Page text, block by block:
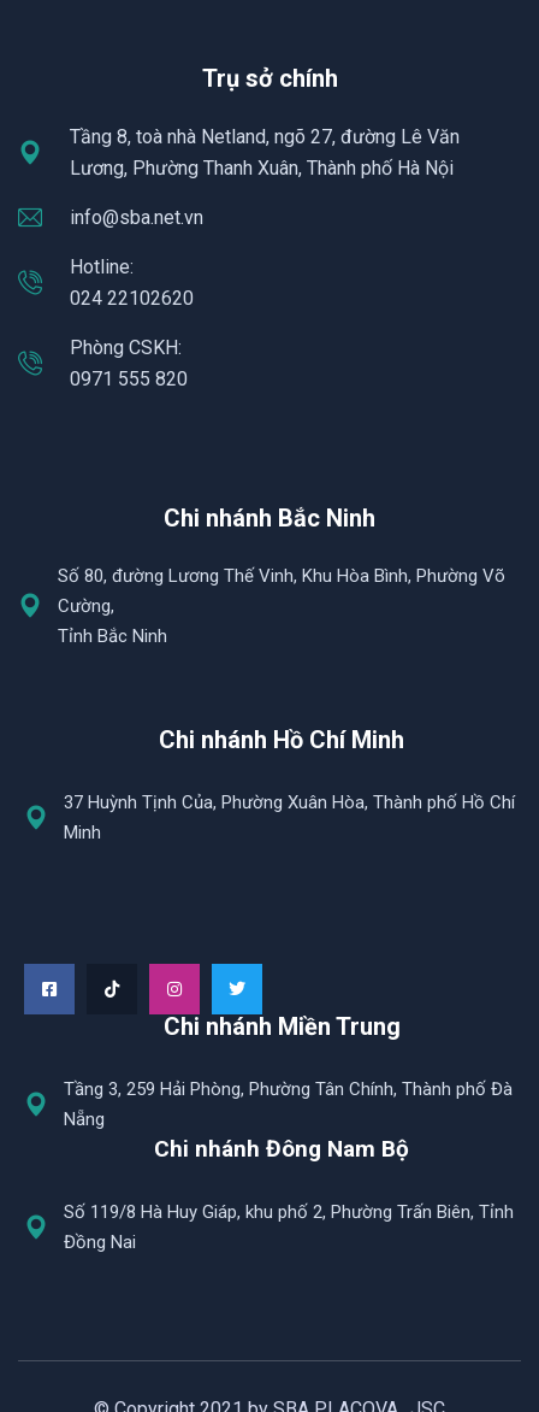
Trụ sở chính
Tầng 8, toà nhà Netland, ngõ 27, đường Lê Văn
Lương, Phường Thanh Xuân, Thành phố Hà Nội
info@sba.net.vn
Hotline:
024 22102620
Phòng CSKH:
0971 555 820
Chi nhánh Bắc Ninh
Số 80, đường Lương Thế Vinh, Khu Hòa Bình, Phường Võ
Cường,
Tỉnh Bắc Ninh
Chi nhánh Hồ Chí Minh
37 Huỳnh Tịnh Của, Phường Xuân Hòa, Thành phố Hồ Chí
Minh
Chi nhánh Miền Trung
Tầng 3, 259 Hải Phòng, Phường Tân Chính, Thành phố Đà
Nẵng
Chi nhánh Đông Nam Bộ
Số 119/8 Hà Huy Giáp, khu phố 2, Phường Trấn Biên, Tỉnh
Đồng Nai